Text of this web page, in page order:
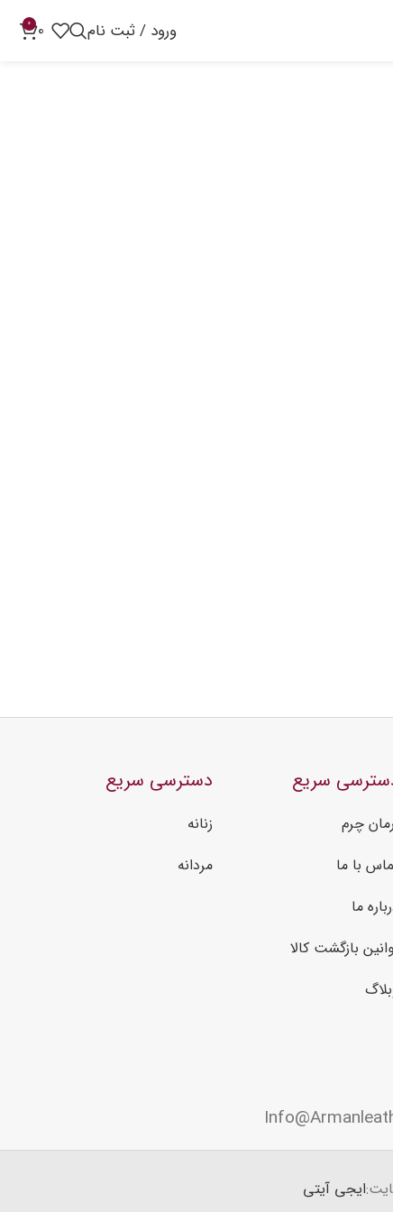
ورود / ثبت نام 0
0
سریع
چرم
با ما
ما
بازگشت کالا
دسترسی سریع
زنانه
مردانه
ایجی آیتی